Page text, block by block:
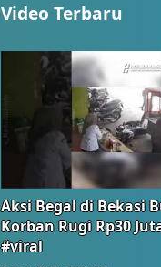
Video Terbaru
Aksi Begal di Bekasi
Korban Rugi Rp30
#viral